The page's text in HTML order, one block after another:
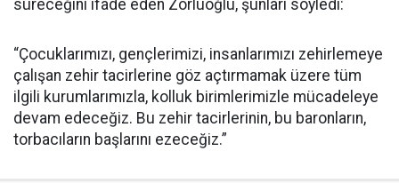
süreceğini ifade eden Zorluoğlu, şunları söyledi:
“Çocuklarımızı, gençlerimizi, insanlarımızı zehirlemeye
çalışan zehir tacirlerine göz açtırmamak üzere tüm
ilgili kurumlarımızla, kolluk birimlerimizle mücadeleye
devam edeceğiz. Bu zehir tacirlerinin, bu baronların,
torbacıların başlarını ezeceğiz.”